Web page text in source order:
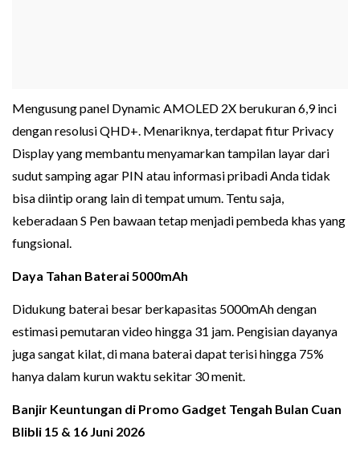
Mengusung panel Dynamic AMOLED 2X berukuran 6,9 inci
dengan resolusi QHD+. Menariknya, terdapat fitur Privacy
Display yang membantu menyamarkan tampilan layar dari
sudut samping agar PIN atau informasi pribadi Anda tidak
bisa diintip orang lain di tempat umum. Tentu saja,
keberadaan S Pen bawaan tetap menjadi pembeda khas yang
fungsional.
Daya Tahan Baterai 5000mAh
Didukung baterai besar berkapasitas 5000mAh dengan
estimasi pemutaran video hingga 31 jam. Pengisian dayanya
juga sangat kilat, di mana baterai dapat terisi hingga 75%
hanya dalam kurun waktu sekitar 30 menit.
Banjir Keuntungan di Promo Gadget Tengah Bulan Cuan
Blibli 15 & 16 Juni 2026